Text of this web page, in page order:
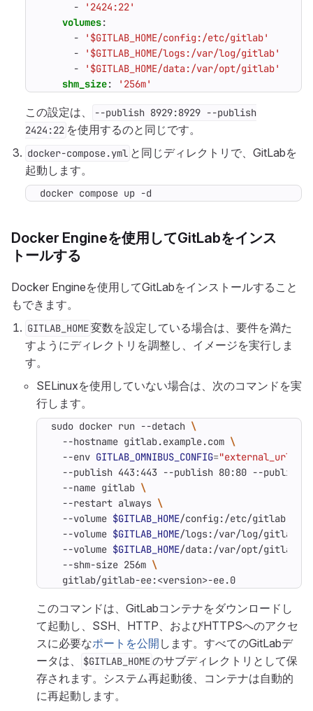
-
'2424:22'
volumes:
-
'$GITLAB_HOME/config:/etc/gitlab'
-
'$GITLAB_HOME/logs:/var/log/gitlab'
-
'$GITLAB_HOME/data:/var/opt/gitlab'
shm_size: '256m'
この設定は、
--publish 8929:8929 --publish
2424:22 を使用するのと同じです。
docker-compose.yml と同じディレクトリで、GitLabを
起動します。
docker compose up -d
Docker Engineを使用してGitLabをインス
トールする
Docker Engineを使用してGitLabをインストールすること
もできます。
GITLAB_HOME変数を設定している場合は、要件を満た
すようにディレクトリを調整し、イメージを実行しま
す。
SELinuxを使用していない場合は、次のコマンドを実
行します。
sudo docker run --detach
  --hostname gitlab.example.com
  --env
GITLAB_OMNIBUS_CONFIG="external_url
--publish 443:443 --publish 80:80 --publish
  --name gitlab
  --restart always
  --volume
$GITLAB_HOME/config:/etc/gitlab
  --volume
$GITLAB_HOME/logs:/var/log/gitlab
  --volume
$GITLAB_HOME/data:/var/opt/gitlab
  --shm-size 256m
  gitlab/gitlab-ee:<version>-ee.0
このコマンドは、GitLabコンテナをダウンロードし
て起動し、SSH、HTTP、およびHTTPSへのアクセ
スに必要なポートを公開 します。すべてのGitLabデ
ータは、
$GITLAB_HOMEのサブディレクトリとして保
存されます。システム再起動後、コンテナは自動的
に再起動します。